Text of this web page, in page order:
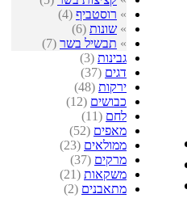
» רוסטביף (4)
» שונות (6)
» תבשיל בשר (7)
גבינות (3)
דגים (37)
ירקות (48)
כבושים (12)
לחם (11)
מאפים (52)
ממולאים (23)
מרקים (37)
משקאות (21)
מתאבנים (2)